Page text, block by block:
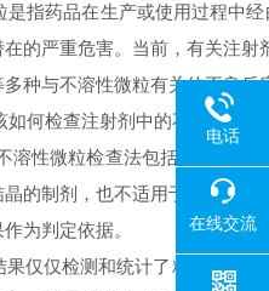
指药品在生产或使用过程中经
重危害。当前，有关注射
等多种与不溶性微粒有关的不良反
何检查注射剂中的不溶性微粒呢
溶性微粒检查法包括光阻法和显
制剂，也不适用于进入传感
判定依据。
果仅仅检测和统计了粒径≥10
电话
在线交流